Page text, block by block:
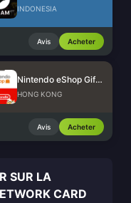
INDONESIA
Avis Acheter
Nintendo eShop Gift Card (HK)
HONG KONG
Avis Acheter
SUR LA
CARD